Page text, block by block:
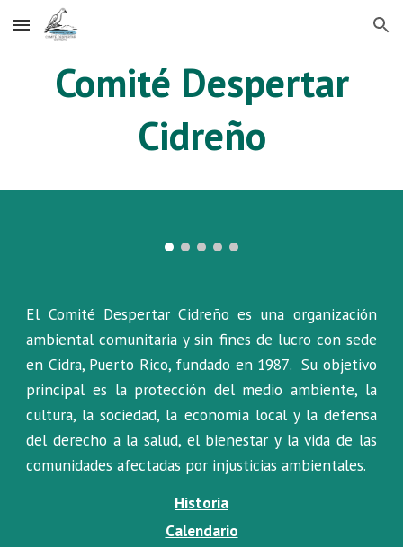
Skip to main content Skip to navigation
Comité Despertar
Cidreño
El Comité Despertar Cidreño es una organización
ambiental comunitaria y sin fines de lucro con sede
en Cidra, Puerto Rico, fundado en 1987. Su objetivo
principal es la protección del medio ambiente, la
cultura, la sociedad, la economía localy la defensa
del derecho a la salud, el bienestar y la vida de las
comunidades afectadas por injusticias ambientales.
Historia
Calendario